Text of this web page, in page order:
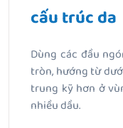
cấu trúc da
Dùng các đầu
tròn, hướng từ
trung kỹ hơn ở
nhiều dầu.